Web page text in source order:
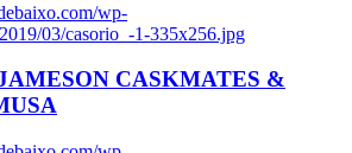
wp-
03/casorio_-1-335x256.jpg
CASKMATES &